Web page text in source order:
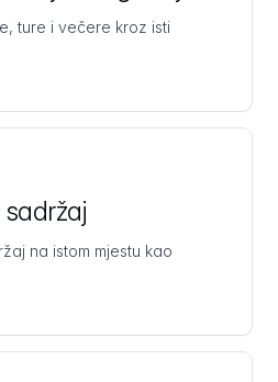
ture i večere kroz isti
na istom mjestu kao